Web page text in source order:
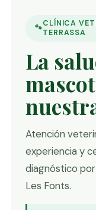
🐾CLÍNICA
TERRASSA
La
Atención
experiencia y
diagnóstico
Les Fonts.